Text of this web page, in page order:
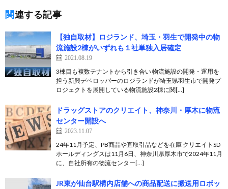
関連する記事
【独自取材】ロジランド、埼玉・羽生で開発中の物
流施設2棟がいずれも１社単独入居確定
2021.08.19
3棟目も複数テナントから引き合い 物流施設の開発・運用を
担う新興デベロッパーのロジランドが埼玉県羽生市で開発プ
ロジェクトを展開している物流施設2棟に関[…]
ドラッグストアのクリエイト、神奈川・厚木に物流
センター開設へ
2023.11.07
24年11月予定、PB商品や直取引品などを在庫 クリエイトSD
ホールディングスは11月6日、神奈川県厚木市で2024年11月
に、自社所有の物流センター[…]
JR東が仙台駅構内店舗への商品配送に搬送用ロボッ